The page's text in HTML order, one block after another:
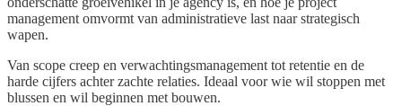
management omvormt van administratieve last naar strategisch
wapen.
Van scope creep en verwachtingsmanagement tot retentie en de
harde cijfers achter zachte relaties. Ideaal voor wie wil stoppen met
blussen en wil beginnen met bouwen.